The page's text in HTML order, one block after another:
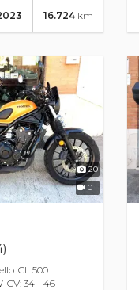
16.724 km
20
0
CL 500
CV: 34 - 46